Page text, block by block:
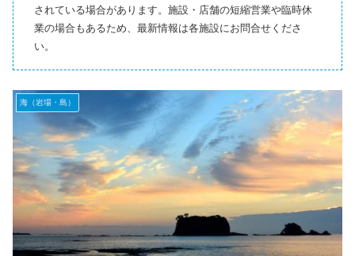
されている場合があります。施設・店舗の短縮営業や臨時休
業の場合もあるため、最新情報は各施設にお問合せくださ
い。
海（岩場・島）